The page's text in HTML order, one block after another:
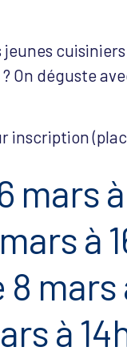
jeunes
On déguste
inscription
mars
à
mars
à